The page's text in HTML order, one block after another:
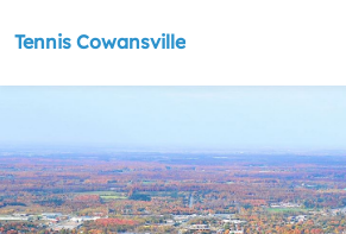
Tennis Cowansville